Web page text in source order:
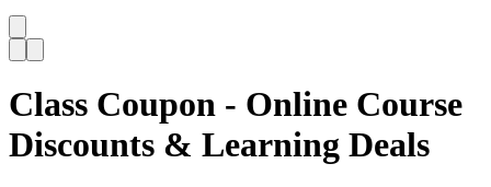
Class Coupon - Online Course
Discounts & Learning Deals